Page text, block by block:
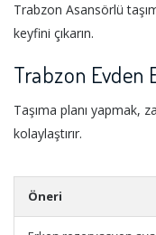
Trabzon Asansörlü
keyfini çıkarın.
Trabzon Evden
Taşıma planı yapmak,
kolaylaştırır.
Öneri